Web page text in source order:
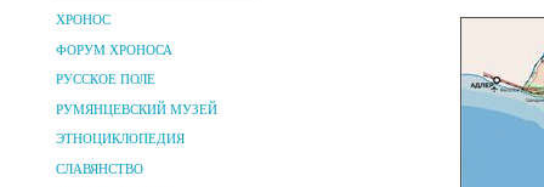
ХРОНОС
ФОРУМ ХРОНОСА
РУССКОЕ ПОЛЕ
РУМЯНЦЕВСКИЙ МУЗЕЙ
ЭТНОЦИКЛОПЕДИЯ
СЛАВЯНСТВО